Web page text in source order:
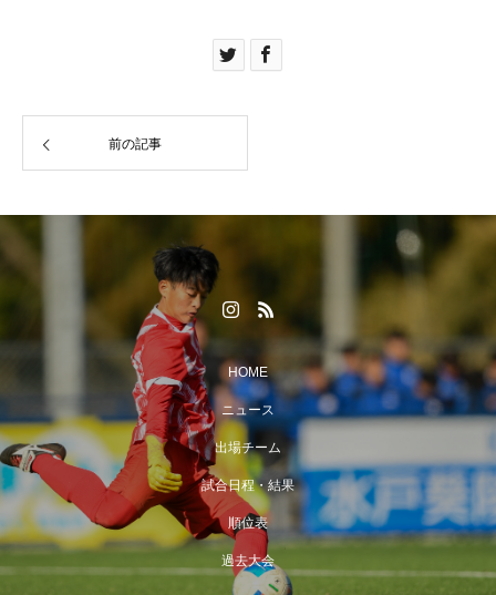
前の記事
HOME
ニュース
出場チーム
試合日程・結果
順位表
過去大会